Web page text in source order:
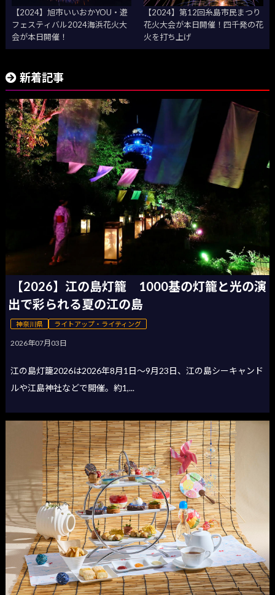
【2024】旭市いいおかYOU・遊
フェスティバル2024海浜花火大
会が本日開催！
【2024】第12回糸島市民まつり
花火大会が本日開催！四千発の花
火を打ち上げ
新着記事
【2026】江の島灯籠 1000基の灯籠と光の演
出で彩られる夏の江の島
神奈川県 ライトアップ・ライティング
2026年07月03日
江の島灯籠2026は2026年8月1日〜9月23日、江の島シーキャンド
ルや江島神社などで開催。約1,...